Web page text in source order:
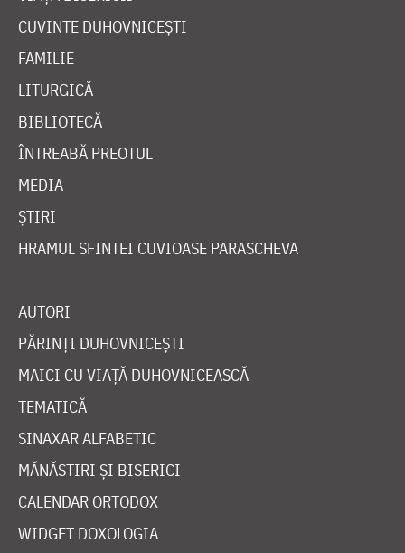
CUVINTE DUHOVNICEȘTI
FAMILIE
LITURGICĂ
BIBLIOTECĂ
ÎNTREABĂ PREOTUL
MEDIA
ȘTIRI
HRAMUL SFINTEI CUVIOASE PARASCHEVA
AUTORI
PĂRINȚI DUHOVNICEȘTI
MAICI CU VIAȚĂ DUHOVNICEASCĂ
TEMATICĂ
SINAXAR ALFABETIC
MĂNĂSTIRI ȘI BISERICI
CALENDAR ORTODOX
WIDGET DOXOLOGIA